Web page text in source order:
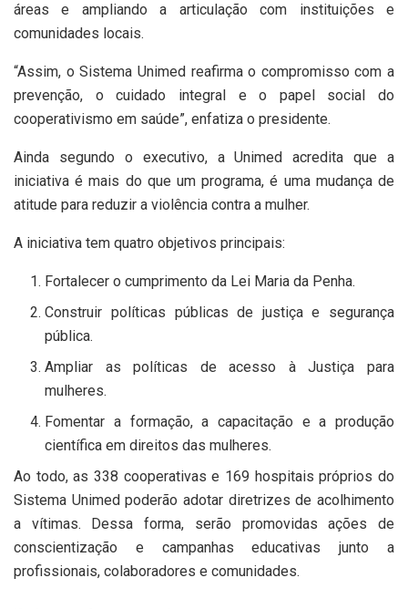
áreas e ampliando a articulação com instituições e
comunidades locais.
“Assim, o Sistema Unimed reafirma o compromisso com a
prevenção, o cuidado integral e o papel social do
cooperativismo em saúde”, enfatiza o presidente.
Ainda segundo o executivo, a Unimed acredita que a
iniciativa é mais do que um programa, é uma mudança de
atitude para reduzir a violência contra a mulher.
A iniciativa tem quatro objetivos principais:
Fortalecer o cumprimento da Lei Maria da Penha.
Construir políticas públicas de justiça e segurança
pública.
Ampliar as políticas de acesso à Justiça para
mulheres.
Fomentar a formação, a capacitação e a produção
científica em direitos das mulheres.
Ao todo, as 338 cooperativas e 169 hospitais próprios do
Sistema Unimed poderão adotar diretrizes de acolhimento
a vítimas. Dessa forma, serão promovidas ações de
conscientização e campanhas educativas junto a
profissionais, colaboradores e comunidades.